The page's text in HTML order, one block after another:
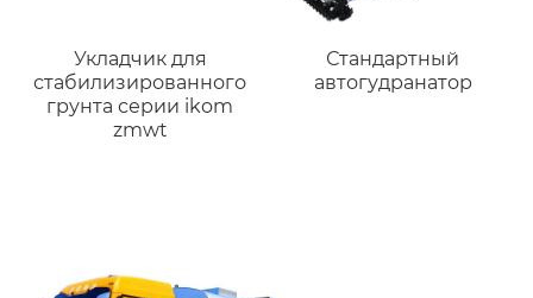
Укладчик для
стабилизированного
грунта серии ikom
zmwt
Стандартный
автогудранатор